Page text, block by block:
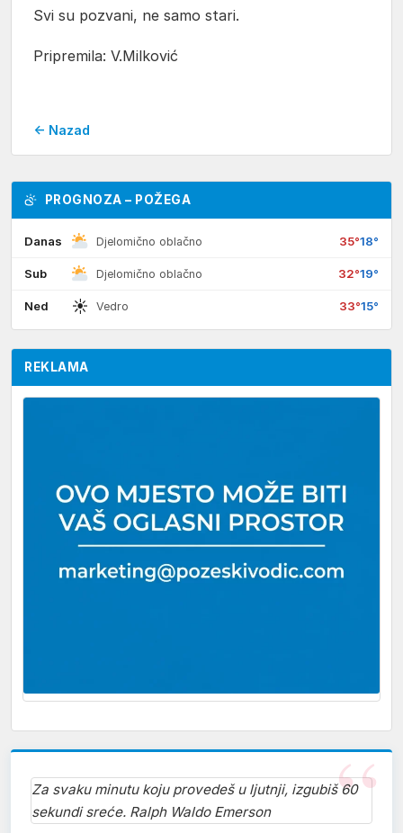
Svi su pozvani, ne samo stari.
Pripremila: V.Milković
← Nazad
PROGNOZA – POŽEGA
Danas Djelomično oblačno 35°18°
Sub Djelomično oblačno 32°19°
Ned ☀ Vedro 33°15°
REKLAMA
Za svaku minutu koju provedeš u ljutnji, izgubiš 60
sekundi sreće. Ralph Waldo Emerson